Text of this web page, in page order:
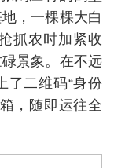
，一棵棵大白
抓农时加紧收
景象。在不远
了二维码“身份
，随即运往全